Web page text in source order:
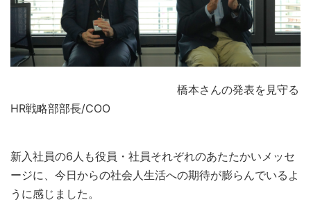
橋本さんの発表を見守る
HR戦略部部長/COO
新入社員の6人も役員・社員それぞれのあたたかいメッセ
ージに、今日からの社会人生活への期待が膨らんでいるよ
うに感じました。